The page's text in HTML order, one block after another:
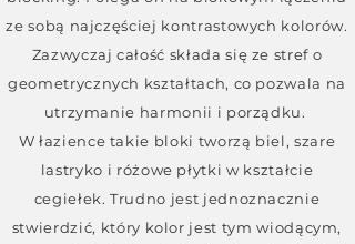
ze sobą najczęściej kontrastowych kolorów.
Zazwyczaj całość składa się ze stref o
geometrycznych kształtach, co pozwala na
utrzymanie harmonii i porządku.
W łazience takie bloki tworzą biel, szare
lastryko i różowe płytki w kształcie
cegiełek. Trudno jest jednoznacznie
stwierdzić, który kolor jest tym wiodącym,